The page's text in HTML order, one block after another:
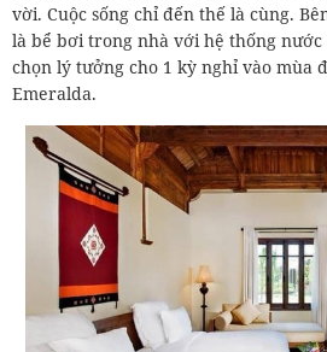
vời. Cuộc sống chỉ đến thế là cùng.
là bể bơi trong nhà với hệ thống
chọn lý tưởng cho 1 kỳ nghỉ vào mùa
Emeralda.